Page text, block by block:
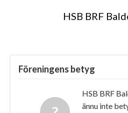
HSB BRF
Föreningens betyg
HSB BRF
ännu inte